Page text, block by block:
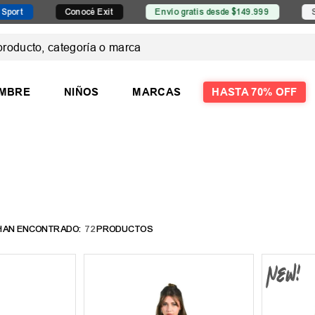
Conocé Exit Envío gratis desde $149.999 Sucursales
NIÑOS MARCAS HASTA 70% OFF
72PRODUCTOS